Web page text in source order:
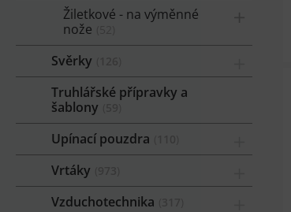
Žiletkové - na výměnné
nože
Svěrky
Truhlářské přípravky a
šablony
Upínací pouzdra
Vrtáky
Vzduchotechnika